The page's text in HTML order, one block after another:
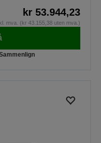
kr 53.944,23
mva. (kr 43.155,38 uten mva.)